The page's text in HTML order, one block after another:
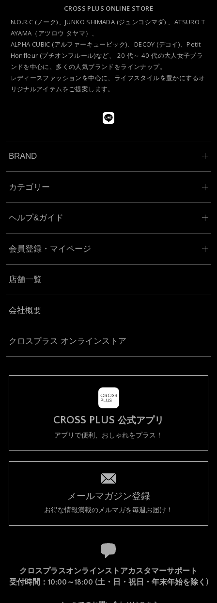
CROSS PLUS ONLINE STORE
N.O.R.C (ノーク)、JUNKO SHIMADA (ジュンコシマダ) 、ATSURO T
AYAMA（アツロウ タヤマ）、
ALPHA CUBIC (アルファーキュービック)、DECOY (デコイ)、Petit
Honfleur (プチオンフルール)など、 20 代～ 40 代の大人女子ブラ
ンドを中心に、多くの人気ブランドをラインナップ。
レディースファッションを中心に、ライフスタイルを豊かにするオ
リジナルアイテムをご提案します。
BRAND
カテゴリー
ヘルプ&ガイド
会員登録・マイページ
店舗一覧
会社概要
クロスプラス オンラインストア
CROSS PLUS 公式アプリ
アプリで便利、おしゃれをプラス！
メールマガジン登録
お得な情報満載のメルマガを毎週お届け！
クロスプラスオンラインストアカスタマーサポート
受付時間：10:00～18:00 (土・日・祝日・年末年始を除く)